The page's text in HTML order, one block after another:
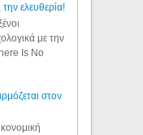
ελευθερία!
με την
Is No
στον